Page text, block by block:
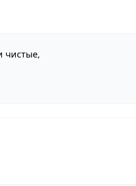
чистые,